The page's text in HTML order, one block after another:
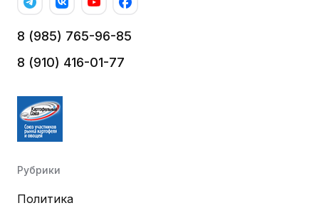
8 (985) 765-96-85
8 (910) 416-01-77
Рубрики
Политика